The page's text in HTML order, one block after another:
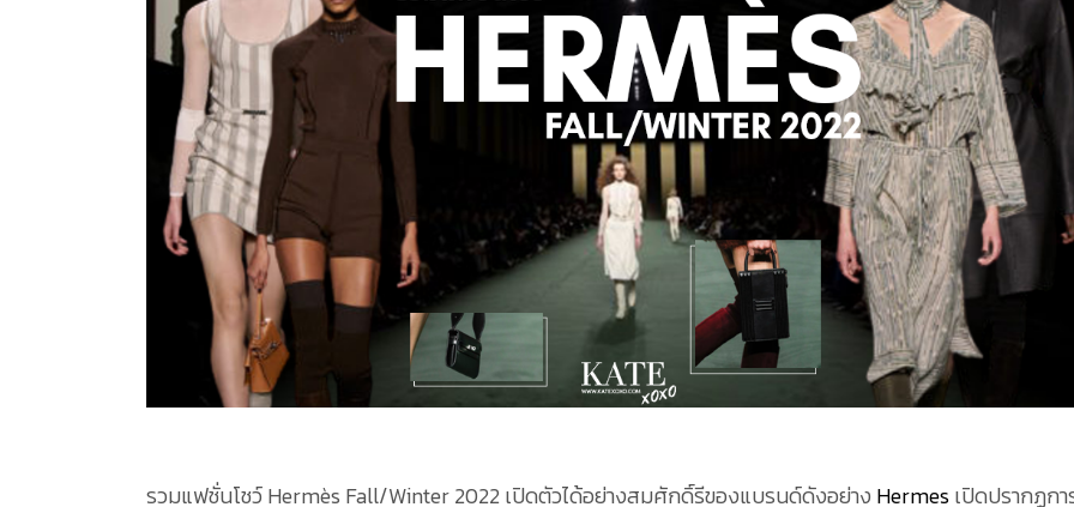
รวมแฟชั่นโชว์ Hermès Fall/Winter 2022 เปิดตัวได้อย่างสมศักดิ์รีของแบรนด์ดังอย่าง Hermesเปิดปรากฏก